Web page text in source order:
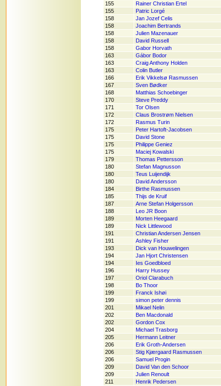
155
Rainer Christian Ertel
155
Patric Lorgé
158
Jan Jozef Celis
158
Joachim Bertrands
158
Julien Mazenauer
158
David Russell
158
Gabor Horvath
163
Gábor Bodor
163
Craig Anthony Holden
163
Colin Butler
166
Erik Vikkelsø Rasmussen
167
Sven Bødker
168
Matthias Schoebinger
170
Steve Preddy
171
Tor Olsen
172
Claus Brostrøm Nielsen
172
Rasmus Turin
175
Peter Hartoft-Jacobsen
175
David Stone
175
Philippe Geniez
175
Maciej Kowalski
179
Thomas Pettersson
180
Stefan Magnusson
180
Teus Luijendijk
180
David Andersson
184
Birthe Rasmussen
185
Thijs de Kruif
187
Arne Stefan Holgersson
188
Leo JR Boon
189
Morten Heegaard
189
Nick Littlewood
191
Christian Andersen Jensen
191
Ashley Fisher
193
Dick van Houwelingen
194
Jan Hjort Christensen
194
Ies Goedbloed
196
Harry Hussey
197
Oriol Clarabuch
198
Bo Thoor
199
Franck Ishøi
199
simon peter dennis
201
Mikael Nelin
202
Ben Macdonald
202
Gordon Cox
204
Michael Trasborg
205
Hermann Leitner
206
Erik Groth-Andersen
206
Stig Kjærgaard Rasmussen
206
Samuel Progin
209
David Van den Schoor
209
Julien Renoult
211
Henrik Pedersen